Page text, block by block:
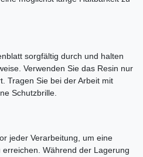
sorgfältig durch und halten
Verwenden Sie das Resin nur
Tragen Sie bei der Arbeit mit
Schutzbrille.
jeder Verarbeitung, um eine
Während der Lagerung